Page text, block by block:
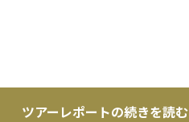
ツアーレポートの続きを読む